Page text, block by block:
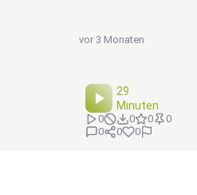
vor 3 Monaten
29
Minuten
0 0 0
0
0
0 0